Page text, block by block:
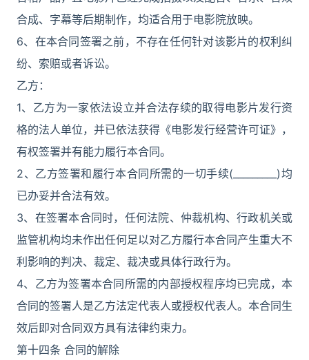
合成、字幕等后期制作，均适合用于电影院放映。
6、在本合同签署之前，不存在任何针对该影片的权利纠
纷、索赔或者诉讼。
乙方：
1、乙方为一家依法设立并合法存续的取得电影片发行资
格的法人单位，并已依法获得《电影发行经营许可证》，
有权签署并有能力履行本合同。
2、乙方签署和履行本合同所需的一切手续(_________)均
已办妥并合法有效。
3、在签署本合同时，任何法院、仲裁机构、行政机关或
监管机构均未作出任何足以对乙方履行本合同产生重大不
利影响的判决、裁定、裁决或具体行政行为。
4、乙方为签署本合同所需的内部授权程序均已完成，本
合同的签署人是乙方法定代表人或授权代表人。本合同生
效后即对合同双方具有法律约束力。
第十四条 合同的解除